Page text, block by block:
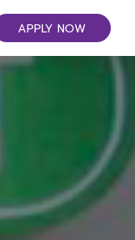
APPLY NOW